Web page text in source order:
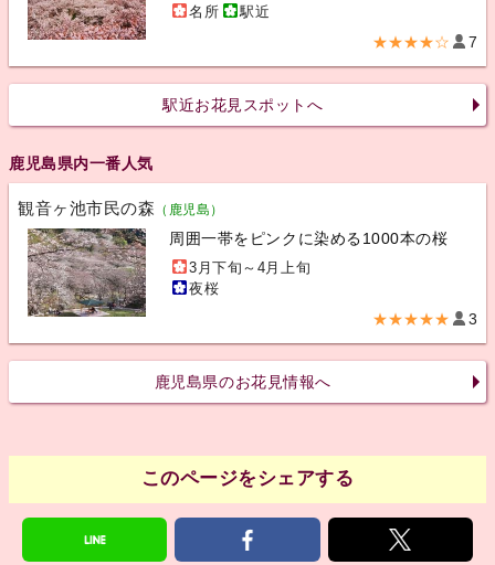
名所
駅近
★★★★☆ 7
駅近お花見スポットへ
鹿児島県内一番人気
観音ヶ池市民の森 （鹿児島）
周囲一帯をピンクに染める1000本の桜
3月下旬～4月上旬
夜桜
★★★★★ 3
鹿児島県のお花見情報へ
このページをシェアする